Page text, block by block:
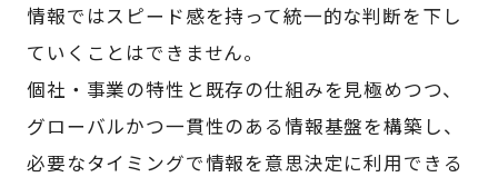
情報ではスピード感を持って統一的な判断を下し
ていくことはできません。
個社・事業の特性と既存の仕組みを見極めつつ、
グローバルかつ一貫性のある情報基盤を構築し、
必要なタイミングで情報を意思決定に利用できる